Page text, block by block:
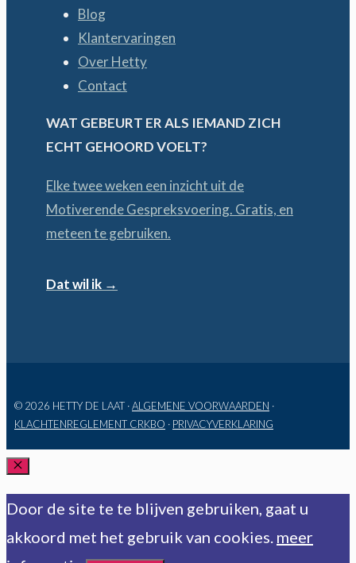
Blog
Klantervaringen
Over Hetty
Contact
WAT GEBEURT ER ALS IEMAND ZICH
ECHT GEHOORD VOELT?
Elke twee weken een inzicht uit de
Motiverende Gespreksvoering. Gratis, en
meteen te gebruiken.
Dat wil ik →
© 2026 HETTY DE LAAT ·ALGEMENE VOORWAARDEN ·
KLACHTENREGLEMENT CRKBO · PRIVACYVERKLARING
SLUITEN
Door de site te te blijven gebruiken, gaat u
akkoord met het gebruik van cookies. meer